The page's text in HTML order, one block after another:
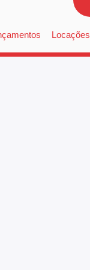
Locações